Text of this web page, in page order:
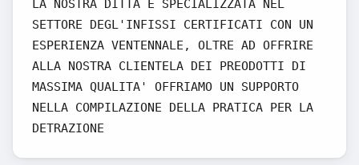
LA NOSTRA DITTA E SPECIALIZZATA NEL
SETTORE DEGL'INFISSI CERTIFICATI CON UN
ESPERIENZA VENTENNALE, OLTRE AD OFFRIRE
ALLA NOSTRA CLIENTELA DEI PREODOTTI DI
MASSIMA QUALITA' OFFRIAMO UN SUPPORTO
NELLA COMPILAZIONE DELLA PRATICA PER LA
DETRAZIONE